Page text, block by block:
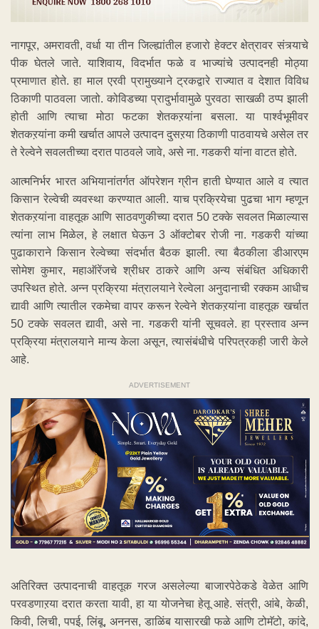
नागपूर, अमरावती, वर्धा या तीन जिल्ह्यांतील हजारो हेक्टर क्षेत्रावर संत्र्याचे
पीक घेतले जाते. याशिवाय, विदर्भात फळे व भाज्यांचे उत्पादनही मोठ्या
प्रमाणात होते. हा माल एरवी प्रामुख्याने ट्रकद्वारे राज्यात व देशात विविध
ठिकाणी पाठवला जातो. कोविडच्या प्रादुर्भावामुळे पुरवठा साखळी ठप्प झाली
होती आणि त्याचा मोठा फटका शेतकऱयांना बसला. या पार्श्वभूमीवर
शेतकऱयांना कमी खर्चात आपले उत्पादन दुसऱया ठिकाणी पाठवायचे असेल तर
ते रेल्वेने सवलतीच्या दरात पाठवले जावे, असे ना. गडकरी यांना वाटत होते.
आत्मनिर्भर भारत अभियानांतर्गत ऑपरेशन ग्रीन हाती घेण्यात आले व त्यात
किसान रेल्वेची व्यवस्था करण्यात आली. याच प्रक्रियेचा पुढचा भाग म्हणून
शेतकऱयांना वाहतूक आणि साठवणुकीच्या दरात 50 टक्के सवलत मिळाल्यास
त्यांना लाभ मिळेल, हे लक्षात घेऊन 3 ऑक्टोबर रोजी ना. गडकरी यांच्या
पुढाकाराने किसान रेल्वेच्या संदर्भात बैठक झाली. त्या बैठकीला डीआरएम
सोमेश कुमार, महाऑरेंजचे श्रीधर ठाकरे आणि अन्य संबंधित अधिकारी
उपस्थित होते. अन्न प्रक्रिया मंत्रालयाने रेल्वेला अनुदानाची रक्कम आधीच
द्यावी आणि त्यातील रकमेचा वापर करून रेल्वेने शेतकऱयांना वाहतूक खर्चात
50 टक्के सवलत द्यावी, असे ना. गडकरी यांनी सूचवले. हा प्रस्ताव अन्न
प्रक्रिया मंत्रालयाने मान्य केला असून, त्यासंबंधीचे परिपत्रकही जारी केले
आहे.
ADVERTISEMENT
अतिरिक्त उत्पादनाची वाहतूक गरज असलेल्या बाजारपेठेकडे वेळेत आणि
परवडणाऱया दरात करता यावी, हा या योजनेचा हेतू आहे. संत्री, आंबे, केळी,
किवी, लिची, पपई, लिंबू, अननस, डाळिंब यासारखी फळे आणि टोमॅटो, कांदे,